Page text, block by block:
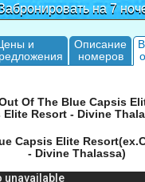
на 7
и
Описание
номеров
Of The Blue Capsis
Elite Resort - Divine
Capsis Elite
- Divine Thalassa)